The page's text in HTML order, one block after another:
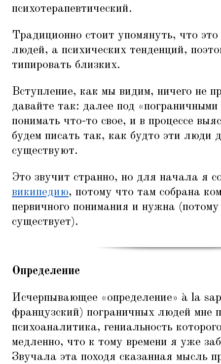
психотерапевтический.
Традиционно стоит упомянуть, что
людей, а психических тенденций,
типировать близких.
Вступление, как мы видим, ничего не
давайте так: далее под «
понимать что-то свое, и в процессе
будем писать так, как будто эти люди
существуют.
Это звучит странно, но для начала я
википедию, потому что там собрана
первичного понимания и нужна
существует).
Определение
Исчерпывающее «определение» à la
французский) пограничных людей мне
психоаналитика, гениальность
медленно, что к тому времени я уже
Звучала эта походя сказанная мысль